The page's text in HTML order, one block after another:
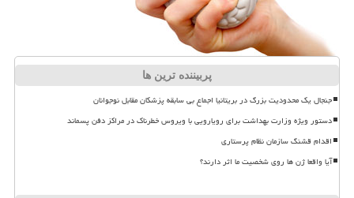
پربیننده ترین ها
جنجال یک محدودیت بزرگ در بریتانیا اجماع بی سابقه پزشکان مقابل نوجوانان
دستور ویژه وزارت بهداشت برای رویارویی با ویروس خطرناک در مراکز دفن پسماند
اقدام قشنگ سازمان نظام پرستاری
آیا واقعا ژن ها روی شخصیت ما اثر دارند؟